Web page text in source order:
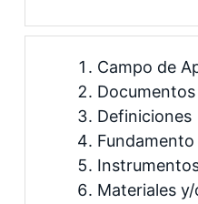
Campo de
Definiciones
Materiales